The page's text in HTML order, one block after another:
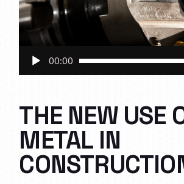
Reproductor
00:00
THE NEW USE
METAL IN